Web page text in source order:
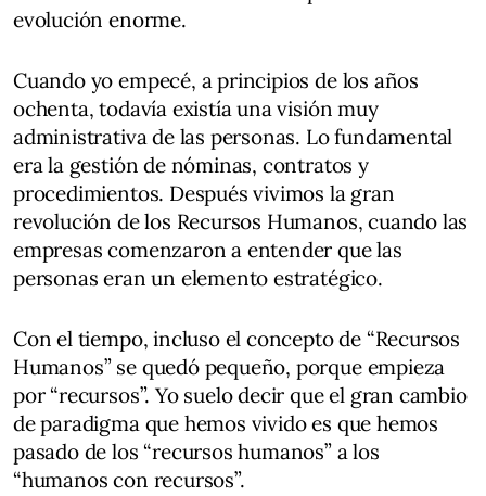
evolución enorme.
Cuando yo empecé, a principios de los años
ochenta, todavía existía una visión muy
administrativa de las personas. Lo fundamental
era la gestión de nóminas, contratos y
procedimientos. Después vivimos la gran
revolución de los Recursos Humanos, cuando las
empresas comenzaron a entender que las
personas eran un elemento estratégico.
Con el tiempo, incluso el concepto de “Recursos
Humanos” se quedó pequeño, porque empieza
por “recursos”. Yo suelo decir que el gran cambio
de paradigma que hemos vivido es que hemos
pasado de los “recursos humanos” a los
“humanos con recursos”.